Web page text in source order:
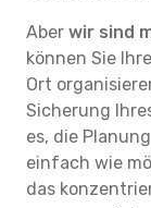
Aber wir sind
können Sie
Ort
Sicherung
es, die
einfach wie
das